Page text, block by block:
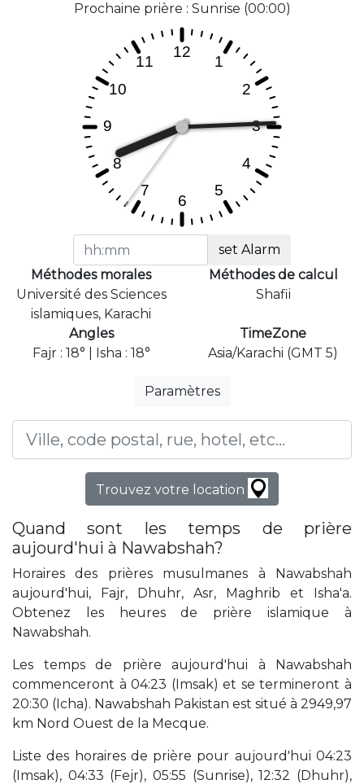
Prochaine prière : Sunrise (00:00)
set Alarm
Méthodes morales
Université des Sciences
islamiques, Karachi
Méthodes de calcul
Shafii
Angles
Fajr : 18° | Isha : 18°
TimeZone
Asia/Karachi (GMT 5)
Paramètres
Trouvez votre location
Quand sont les temps de prière
aujourd'hui à Nawabshah?
Horaires des prières musulmanes à Nawabshah
aujourd'hui, Fajr, Dhuhr, Asr, Maghrib et Isha'a.
Obtenez les heures de prière islamique à
Nawabshah.
Les temps de prière aujourd'hui à Nawabshah
commenceront à 04:23 (Imsak) et se termineront à
20:30 (Icha). Nawabshah Pakistan est situé à 2949,97
km Nord Ouest de la Mecque.
Liste des horaires de prière pour aujourd'hui 04:23
(Imsak), 04:33 (Fejr), 05:55 (Sunrise), 12:32 (Dhuhr),